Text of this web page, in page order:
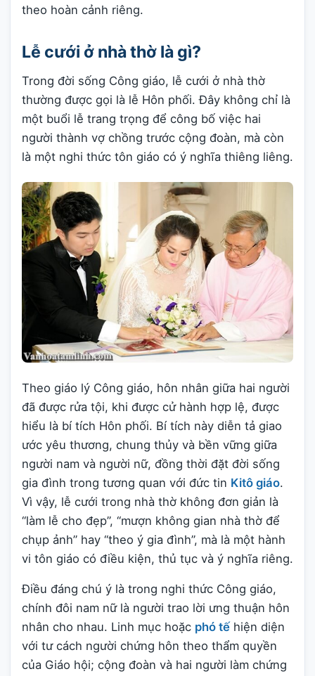
theo hoàn cảnh riêng.
Lễ cưới ở nhà thờ là gì?
Trong đời sống Công giáo, lễ cưới ở nhà thờ
thường được gọi là lễ Hôn phối. Đây không chỉ là
một buổi lễ trang trọng để công bố việc hai
người thành vợ chồng trước cộng đoàn, mà còn
là một nghi thức tôn giáo có ý nghĩa thiêng liêng.
Theo giáo lý Công giáo, hôn nhân giữa hai người
đã được rửa tội, khi được cử hành hợp lệ, được
hiểu là bí tích Hôn phối. Bí tích này diễn tả giao
ước yêu thương, chung thủy và bền vững giữa
người nam và người nữ, đồng thời đặt đời sống
gia đình trong tương quan với đức tin Kitô giáo.
Vì vậy, lễ cưới trong nhà thờ không đơn giản là
“làm lễ cho đẹp”, “mượn không gian nhà thờ để
chụp ảnh” hay “theo ý gia đình”, mà là một hành
vi tôn giáo có điều kiện, thủ tục và ý nghĩa riêng.
Điều đáng chú ý là trong nghi thức Công giáo,
chính đôi nam nữ là người trao lời ưng thuận hôn
nhân cho nhau. Linh mục hoặc phó tế hiện diện
với tư cách người chứng hôn theo thẩm quyền
của Giáo hội; cộng đoàn và hai người làm chứng